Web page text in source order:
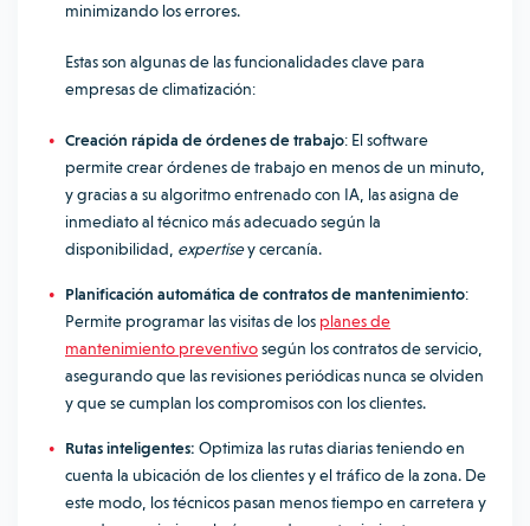
minimizando los errores.
Estas son algunas de las funcionalidades clave para
empresas de climatización:
Creación rápida de órdenes de trabajo: El software
permite crear órdenes de trabajo en menos de un minuto,
y gracias a su algoritmo entrenado con IA, las asigna de
inmediato al técnico más adecuado según la
disponibilidad, expertisey cercanía.
Planificación automática de contratos de mantenimiento:
Permite programar las visitas de los planes de
mantenimiento preventivosegún los contratos de servicio,
asegurando que las revisiones periódicas nunca se olviden
y que se cumplan los compromisos con los clientes.
Rutas inteligentes: Optimiza las rutas diarias teniendo en
cuenta la ubicación de los clientes y el tráfico de la zona. De
este modo, los técnicos pasan menos tiempo en carretera y